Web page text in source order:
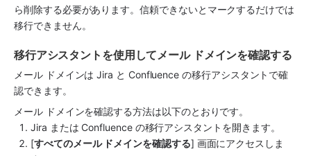
ら削除する必要があります。信頼できないとマークするだけでは
移行できません。
移行アシスタントを使用してメール ドメインを確認する
メール ドメインは Jira と Confluence の移行アシスタントで確
認できます。
メール ドメインを確認する方法は以下のとおりです。
Jira または Confluence の移行アシスタントを開きます。
[すべてのメール ドメインを確認する] 画面にアクセスしま